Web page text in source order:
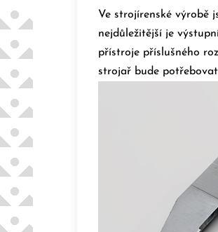
Ve strojírenské výrobě
nejdůležitější je
přístroje příslušného
strojař bude